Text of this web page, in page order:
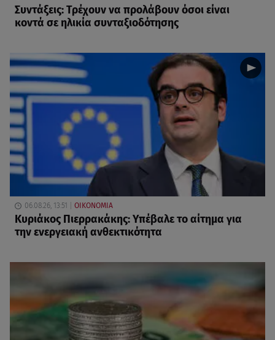
Συντάξεις: Τρέχουν να προλάβουν όσοι είναι
κοντά σε ηλικία συνταξιοδότησης
06.08.26, 13:51 ΟΙΚΟΝΟΜΙΑ
Κυριάκος Πιερρακάκης: Υπέβαλε το αίτημα για
την ενεργειακή ανθεκτικότητα